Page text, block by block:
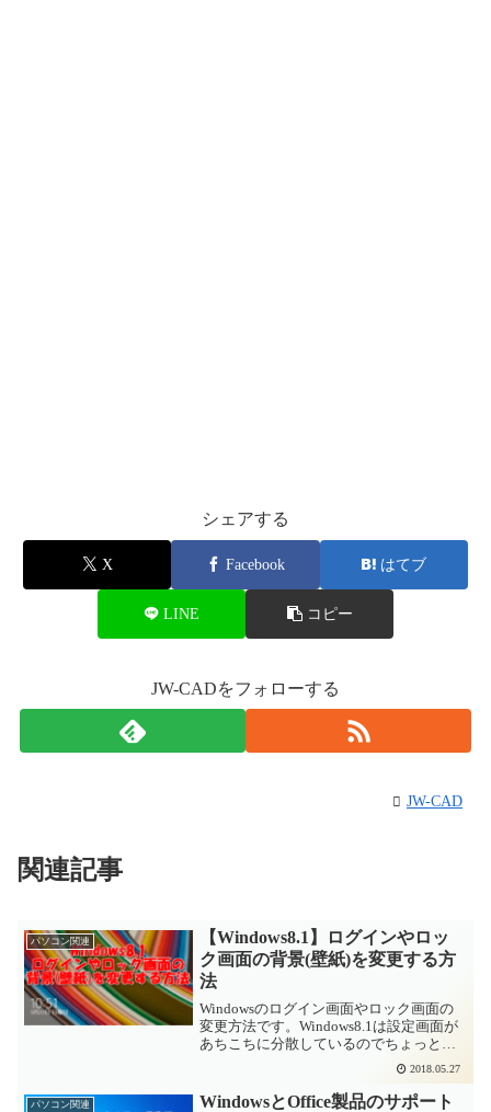
シェアする
X Facebook はてブ
LINE コピー
JW-CADをフォローする
JW-CAD
関連記事
パソコン関連
【Windows8.1】ログインやロッ
ク画面の背景(壁紙)を変更する方
法
Windowsのログイン画面やロック画面の
変更方法です。Windows8.1は設定画面が
あちこちに分散しているのでちょっと探
しにくかったので忘備録的にメモってお
きます。Windows8.1でログインやロック
画面の画像を変更するチャームをひら...
2018.05.27
パソコン関連
WindowsとOffice製品のサポート